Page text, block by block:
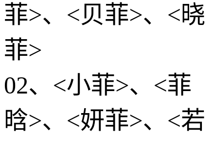
菲>、<贝菲>、<晓
菲>
02、<小菲>、<菲
晗>、<妍菲>、<若